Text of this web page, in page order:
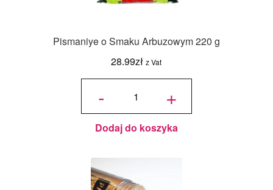
Pismaniye o Smaku Arbuzowym 220 g
28.99zł z Vat
-
ilość
Arbuzowym
220 g +
Dodaj do koszyka